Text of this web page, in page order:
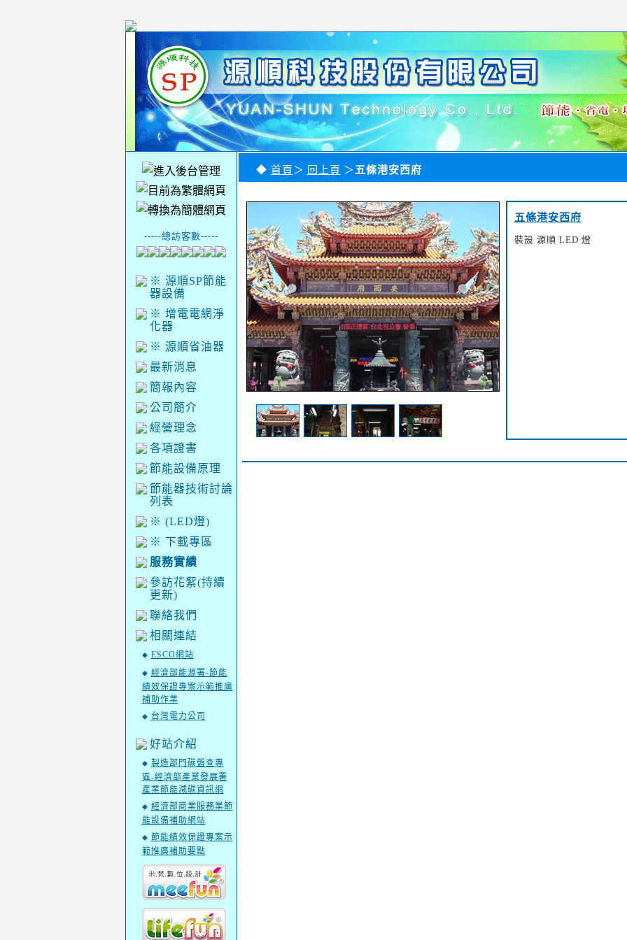
-----總訪客數-----
※ 源順SP節能
器設備
※ 增電電網淨
化器
※ 源順省油器
最新消息
簡報內容
公司簡介
經營理念
各項證書
節能設備原理
節能器技術討論
列表
※ (LED燈)
※ 下載專區
服務實績
參訪花絮(持續
更新)
聯絡我們
相關連結
◆ ESCO網站
◆ 經濟部能源署-節能
績效保證專案示範推廣
補助作業
◆ 台灣電力公司
好站介紹
◆ 製造部門碳盤查專
區-經濟部產業發展署
產業節能減碳資訊網
◆ 經濟部商業服務業節
能設備補助網站
◆ 節能績效保證專案示
範推廣補助要點
◆ 首頁 ＞ 回上頁 ＞五條港安西府
五條港安西府
裝設 源順 LED 燈